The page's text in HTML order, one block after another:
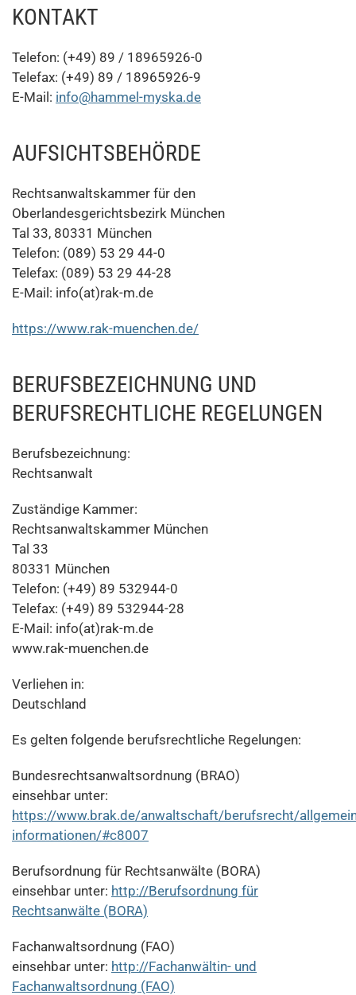
KONTAKT
Telefon: (+49) 89 / 18965926-0
Telefax: (+49) 89 / 18965926-9
E-Mail: info@hammel-myska.de
AUFSICHTSBEHÖRDE
Rechtsanwaltskammer für den
Oberlandesgerichtsbezirk München
Tal 33, 80331 München
Telefon: (089) 53 29 44-0
Telefax: (089) 53 29 44-28
E-Mail: info(at)rak-m.de
https://www.rak-muenchen.de/
BERUFSBEZEICHNUNG UND
BERUFSRECHTLICHE REGELUNGEN
Berufsbezeichnung:
Rechtsanwalt
Zuständige Kammer:
Rechtsanwaltskammer München
Tal 33
80331 München
Telefon: (+49) 89 532944-0
Telefax: (+49) 89 532944-28
E-Mail: info(at)rak-m.de
www.rak-muenchen.de
Verliehen in:
Deutschland
Es gelten folgende berufsrechtliche Regelungen:
Bundesrechtsanwaltsordnung (BRAO)
einsehbar unter:
https://www.brak.de/anwaltschaft/berufsrecht/
informationen/#c8007
Berufsordnung für Rechtsanwälte (BORA)
einsehbar unter: http://Berufsordnung für
Rechtsanwälte (BORA)
Fachanwaltsordnung (FAO)
einsehbar unter: http://Fachanwältin- und
Fachanwaltsordnung (FAO)